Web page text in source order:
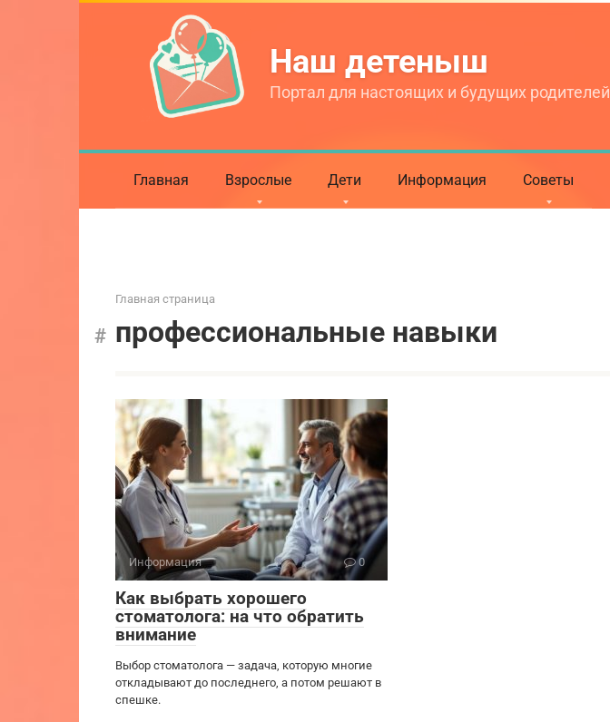
Наш детеныш
Портал для настоящих и будущих родителей
Главная Взрослые Дети Информация Советы
Главная страница
профессиональные навыки
Информация 0
Как выбрать хорошего
стоматолога: на что обратить
внимание
Выбор стоматолога — задача, которую многие
откладывают до последнего, а потом решают в
спешке.